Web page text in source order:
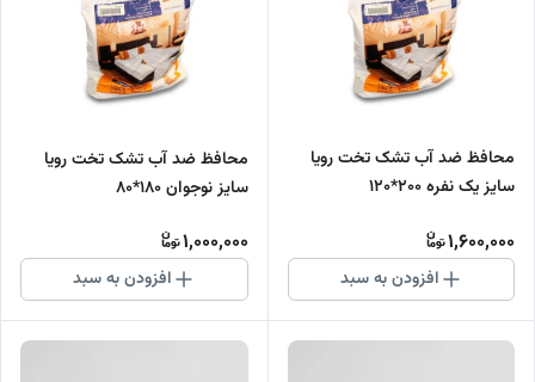
محافظ ضد آب تشک تخت رویا
سایز یک نفره 200*120
1,600,000
افزودن به سبد
محافظ ضد آب تشک تخت رویا
سایز نوجوان 180*80
1,000,000
افزودن به سبد